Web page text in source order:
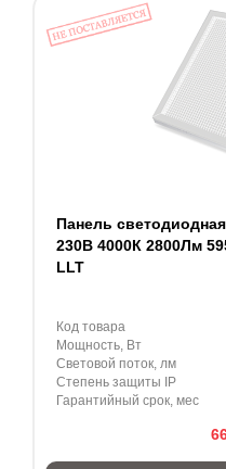
Панель
230В 4000К 2800Лм
LLT
Код товара
Мощность, Вт
Световой поток, лм
Степень защиты IP
Гарантийный срок, мес